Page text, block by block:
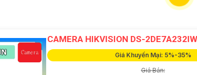
CAMERA HIKVISION DS-
Giá Khuyến Mại: 5%-35%
Giá Bán: